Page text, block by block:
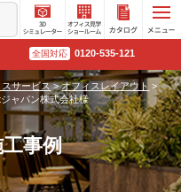
3D
シミュ
レータ
ー
オフィ
ス見学
ショー
ルーム
全国対応 0120-535-121
スサービス>オフィスレイアウト >
ャパン株式会社様
事例